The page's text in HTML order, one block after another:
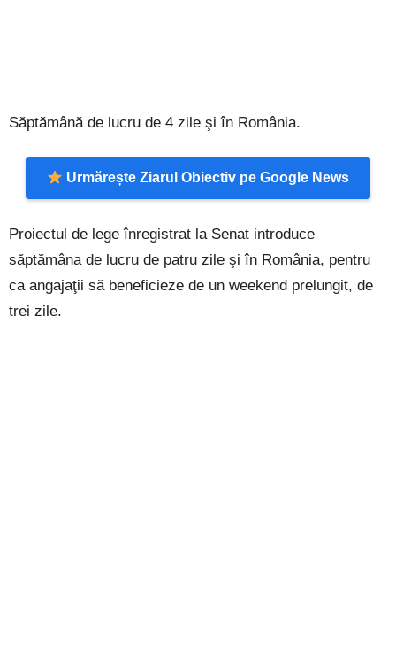
Săptămână de lucru de 4 zile şi în România.
Urmărește Ziarul Obiectiv pe Google News
Proiectul de lege înregistrat la Senat introduce
săptămâna de lucru de patru zile şi în România, pentru
ca angajaţii să beneficieze de un weekend prelungit, de
trei zile.